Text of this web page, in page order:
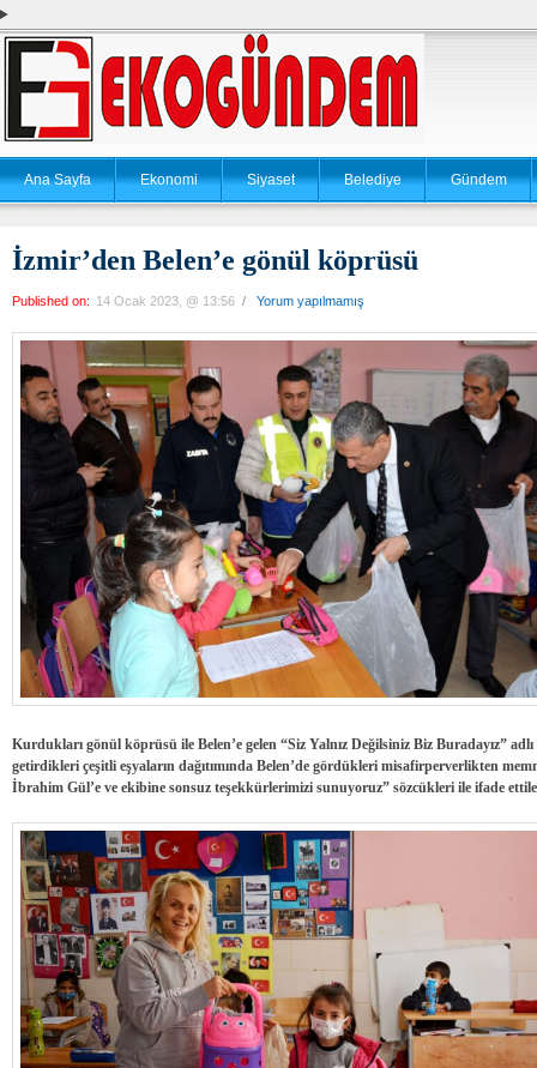
Ana Sayfa Ekonomi Siyaset Belediye Gündem
İzmir’den Belen’e gönül köprüsü
Published on: 14 Ocak 2023, @ 13:56 / Yorum yapılmamış
Kurdukları gönül köprüsü ile Belen’e gelen “Siz Yalnız Değilsiniz Biz Buradayız”
getirdikleri çeşitli eşyaların dağıtımında Belen’de gördükleri misafirperverlikten
İbrahim Gül’e ve ekibine sonsuz teşekkürlerimizi sunuyoruz” sözcükleri ile ifade